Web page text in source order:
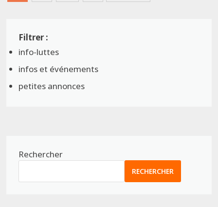
info-luttes
infos et événements
petites annonces
Rechercher
RECHERCHER